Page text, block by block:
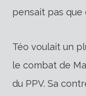
pensait pas que
Téo voulait un
le combat de
du PPV. Sa